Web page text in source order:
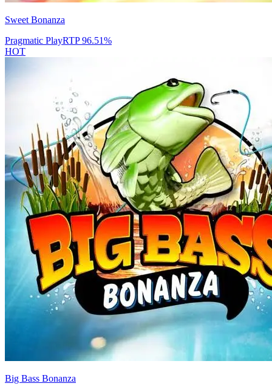
Sweet Bonanza
Pragmatic PlayRTP96.51%
HOT
Big Bass Bonanza